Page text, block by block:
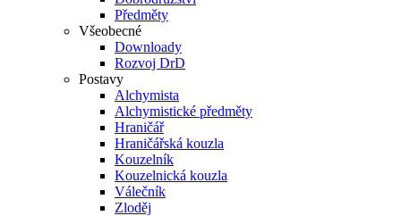
Předměty
Všeobecné
Downloady
Rozvoj DrD
Postavy
Alchymista
Alchymistické předměty
Hraničář
Hraničářská kouzla
Kouzelník
Kouzelnická kouzla
Válečník
Zloděj